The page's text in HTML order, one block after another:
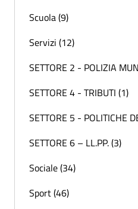
Scuola (9)
Servizi (12)
SETTORE 2 - POLIZIA
SETTORE 4 - TRIBUTI (1)
SETTORE 5 - POLITICHE
SETTORE 6 – LL.PP. (3)
Sociale (34)
Sport (46)